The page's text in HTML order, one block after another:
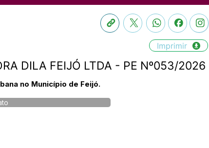
Imprimir
DILA FEIJÓ LTDA - PE Nº053/2026
no Município de Feijó.